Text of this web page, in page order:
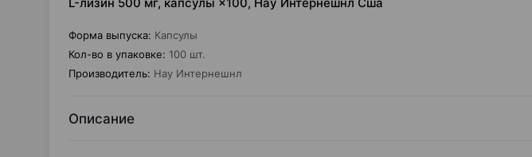
Форма выпуска: Капсулы
Кол-во в упаковке: 100 шт.
Производитель: Нау Интернешнл
Описание